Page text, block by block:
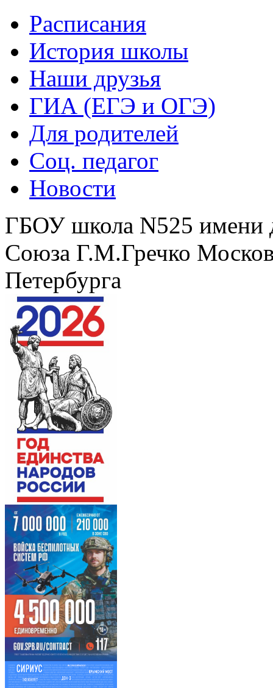
Расписания
История школы
Наши друзья
ГИА (ЕГЭ и ОГЭ)
Для родителей
Соц. педагог
Новости
ГБОУ школа N525 имени
Союза Г.М.Гречко
Петербурга